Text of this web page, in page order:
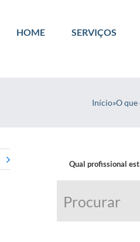
HOME SERVIÇOS
Início»O que
Qual profissional